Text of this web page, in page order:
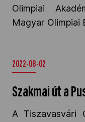
Olimpiai
Magyar
2022-08-02
Szakmai út a
A Tiszavasvári